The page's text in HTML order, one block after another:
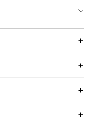
+
+
+
+